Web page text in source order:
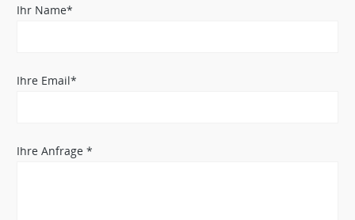
Ihr Name*
Ihre Email*
Ihre Anfrage *